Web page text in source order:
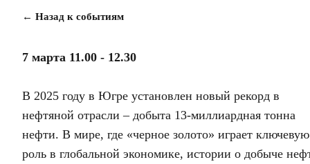
← Назад к событиям
7 марта 11.00 - 12.30
В 2025 году в Югре установлен новый рекорд в
нефтяной отрасли – добыта 13-миллиардная тонна
нефти. В мире, где «черное золото» играет ключевую
роль в глобальной экономике, истории о добыче